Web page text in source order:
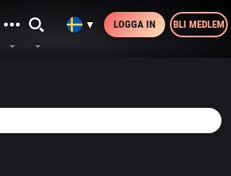
▼ LOGGA IN BLI MEDLEM